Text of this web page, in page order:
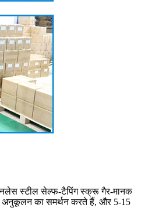
स्टील सेल्फ-टैपिंग स्क्रू गैर-मानक
अनुकूलन का समर्थन करते हैं, और 5-15